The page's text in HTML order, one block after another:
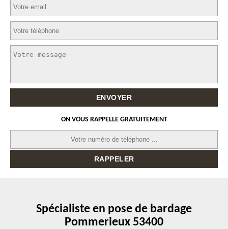
ON VOUS RAPPELLE GRATUITEMENT
Spécialiste en pose de bardage
Pommerieux 53400